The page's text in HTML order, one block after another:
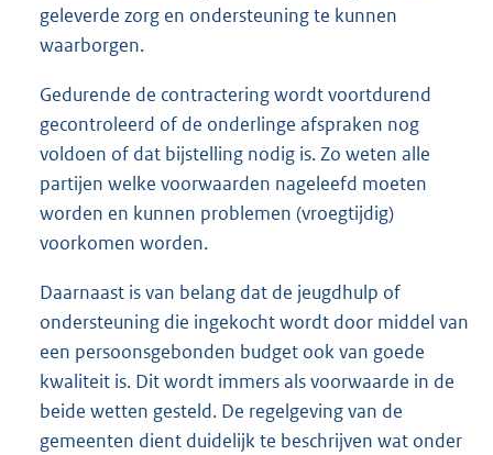
geleverde zorg en ondersteuning te kunnen
waarborgen.
Gedurende de contractering wordt voortdurend
gecontroleerd of de onderlinge afspraken nog
voldoen of dat bijstelling nodig is. Zo weten alle
partijen welke voorwaarden nageleefd moeten
worden en kunnen problemen (vroegtijdig)
voorkomen worden.
Daarnaast is van belang dat de jeugdhulp of
ondersteuning die ingekocht wordt door middel van
een persoonsgebonden budget ook van goede
kwaliteit is. Dit wordt immers als voorwaarde in de
beide wetten gesteld. De regelgeving van de
gemeenten dient duidelijk te beschrijven wat onder